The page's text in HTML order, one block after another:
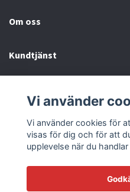
Om oss
Kundtjänst
Sociala medier
Vi använder
Vi använder cookies för
visas för dig och för att
upplevelse när du